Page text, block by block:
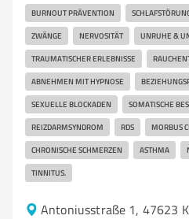
BURNOUT PRÄVENTION
ZWÄNGE NERVOSITÄT UNRUHE &
TRAUMATISCHER ERLEBNISSE
ABNEHMEN MIT HYPNOSE
SEXUELLE BLOCKADEN SOMATISCHE
REIZDARMSYNDROM RDS MORBUS
CHRONISCHE SCHMERZEN ASTHMA
TINNITUS.
Antoniusstraße 1, 47623